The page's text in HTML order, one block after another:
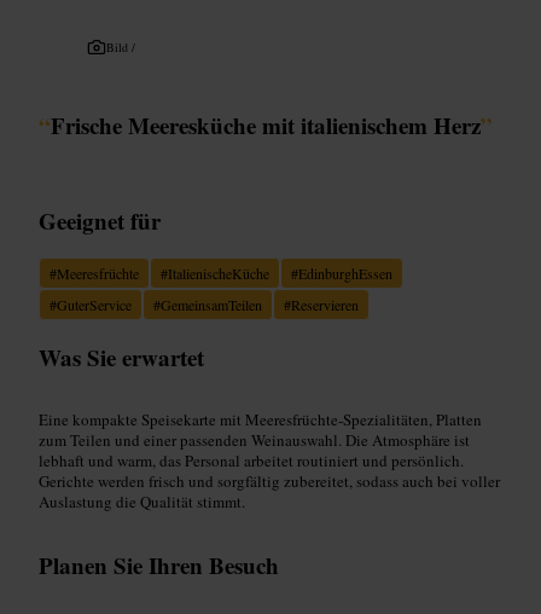
Bild /
“Frische Meeresküche mit italienischem Herz”
Geeignet für
#Meeresfrüchte #ItalienischeKüche #EdinburghEssen
#GuterService #GemeinsamTeilen #Reservieren
Was Sie erwartet
Eine kompakte Speisekarte mit Meeresfrüchte‑Spezialitäten, Platten
zum Teilen und einer passenden Weinauswahl. Die Atmosphäre ist
lebhaft und warm, das Personal arbeitet routiniert und persönlich.
Gerichte werden frisch und sorgfältig zubereitet, sodass auch bei voller
Auslastung die Qualität stimmt.
Planen Sie Ihren Besuch